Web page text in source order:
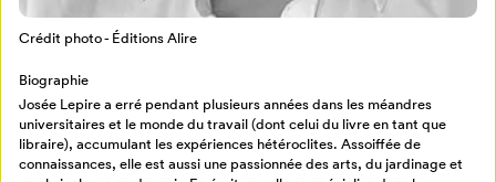
Billetterie
Retour à l’accueil
Crédit photo - Éditions Alire
Biographie
Josée Lepire a erré pendant plusieurs années dans les méandres
universitaires et le monde du travail (dont celui du livre en tant que
libraire), accumulant les expériences hétéroclites. Assoiffée de
connaissances, elle est aussi une passionnée des arts, du jardinage et
Se connecter
Créer un profil
Annuler